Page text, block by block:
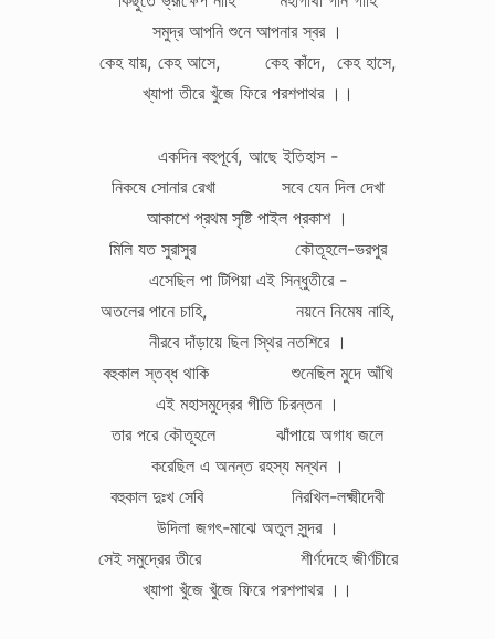
সমুদ্র আপনি শুনে আপনার স্বর ।
কেহ যায়, কেহ আসে, কেহ কাঁদে, কেহ হাসে,
খ্যাপা তীরে খুঁজে ফিরে পরশপাথর ।।
একদিন বহুপূর্বে, আছে ইতিহাস -
নিকষে সোনার রেখা সবে যেন দিল দেখা
আকাশে প্রথম সৃষ্টি পাইল প্রকাশ ।
মিলি যত সুরাসুর কৌতূহলে-ভরপুর
এসেছিল পা টিপিয়া এই সিন্ধুতীরে -
অতলের পানে চাহি, নয়নে নিমেষ নাহি,
নীরবে দাঁড়ায়ে ছিল স্থির নতশিরে ।
বহুকাল স্তব্ধ থাকি শুনেছিল মুদে আঁখি
এই মহাসমুদ্রের গীতি চিরন্তন ।
তার পরে কৌতূহলে ঝাঁপায়ে অগাধ জলে
করেছিল এ অনন্ত রহস্য মন্থন ।
বহুকাল দুঃখ সেবি নিরখিল-লক্ষ্মীদেবী
উদিলা জগৎ-মাঝে অতুল সুন্দর ।
সেই সমুদ্রের তীরে শীর্ণদেহে জীর্ণচীরে
খ্যাপা খুঁজে খুঁজে ফিরে পরশপাথর ।।